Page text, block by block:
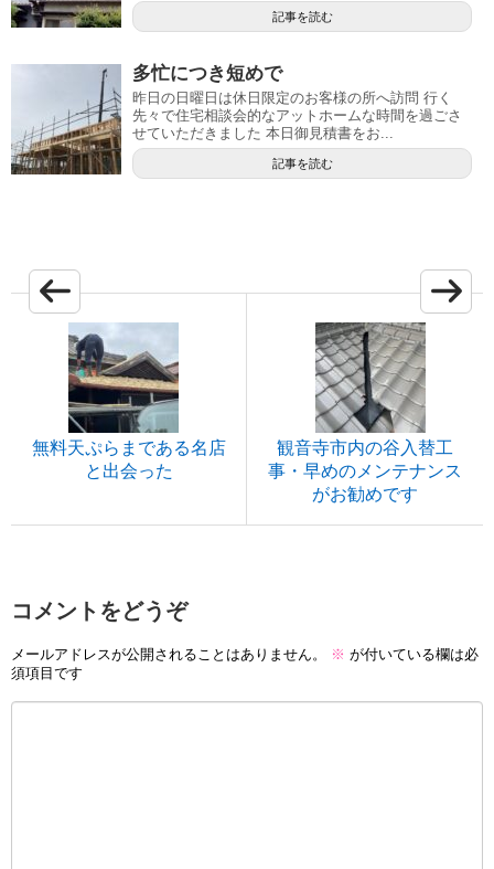
記事を読む
多忙につき短めで
昨日の日曜日は休日限定のお客様の所へ訪問 行く
先々で住宅相談会的なアットホームな時間を過ごさ
せていただきました 本日御見積書をお...
記事を読む
無料天ぷらまである名店
と出会った
観音寺市内の谷入替工
事・早めのメンテナンス
がお勧めです
コメントをどうぞ
メールアドレスが公開されることはありません。 ※ が付いている欄は必
須項目です